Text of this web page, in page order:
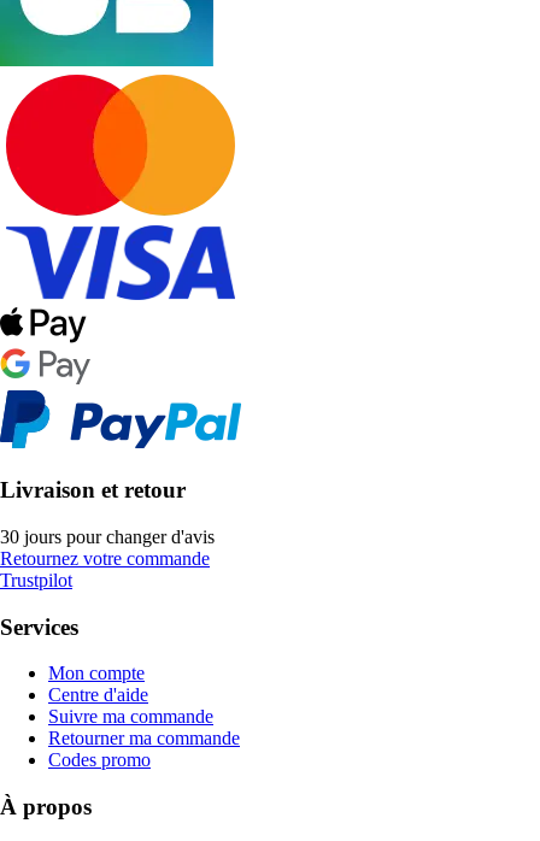
Livraison et retour
30 jours pour changer d'avis
Retournez votre commande
Trustpilot
Services
Mon compte
Centre d'aide
Suivre ma commande
Retourner ma commande
Codes promo
À propos